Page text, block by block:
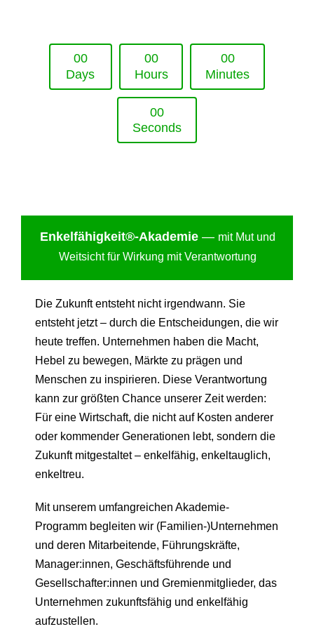
00
Days
00
Hours
00
Minutes
00
Seconds
Enkelfähigkeit®-Akademie — mit Mut und
Weitsicht für Wirkung mit Verantwortung
Die Zukunft entsteht nicht irgendwann. Sie
entsteht jetzt – durch die Entscheidungen, die wir
heute treffen. Unternehmen haben die Macht,
Hebel zu bewegen, Märkte zu prägen und
Menschen zu inspirieren. Diese Verantwortung
kann zur größten Chance unserer Zeit werden:
Für eine Wirtschaft, die nicht auf Kosten anderer
oder kommender Generationen lebt, sondern die
Zukunft mitgestaltet – enkelfähig, enkeltauglich,
enkeltreu.
Mit unserem umfangreichen Akademie-
Programm begleiten wir (Familien-)Unternehmen
und deren Mitarbeitende, Führungskräfte,
Manager:innen, Geschäftsführende und
Gesellschafter:innen und Gremienmitglieder, das
Unternehmen zukunftsfähig und enkelfähig
aufzustellen.